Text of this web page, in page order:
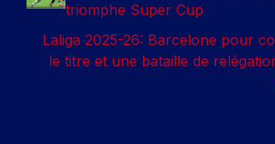
triomphe Super Cup
Laliga 2025-26: Barcelone pour
le titre et une bataille de